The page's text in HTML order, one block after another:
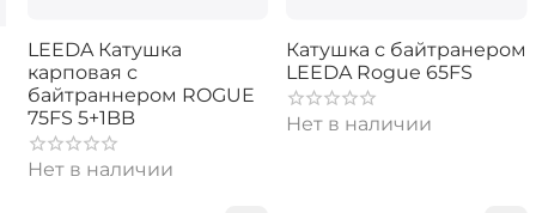
LEEDA Катушка
карповая с
байтраннером ROGUE
75FS 5+1BB
Нет в наличии
Катушка с байтранером
LEEDA Rogue 65FS
Нет в наличии